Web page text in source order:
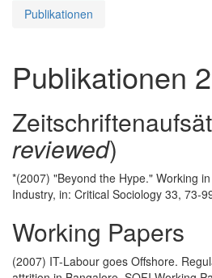
Publikationen
Publikationen
reviewed)
*(2007) "Beyond the Hype." Working
Industry, in: Critical Sociology 33, 73-
Working Papers
(2007) IT-Labour goes Offshore.